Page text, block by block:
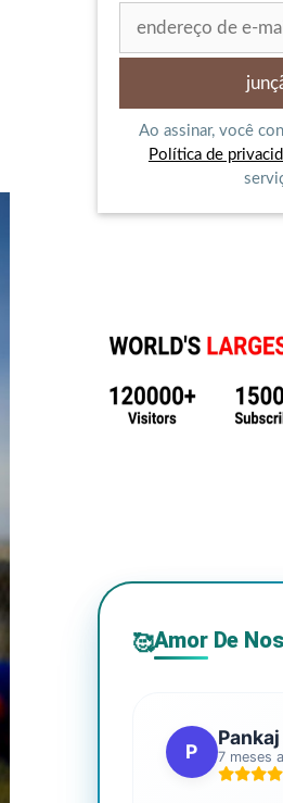
Ao assinar, você
Política de
🥰Amor De
P 7 meses